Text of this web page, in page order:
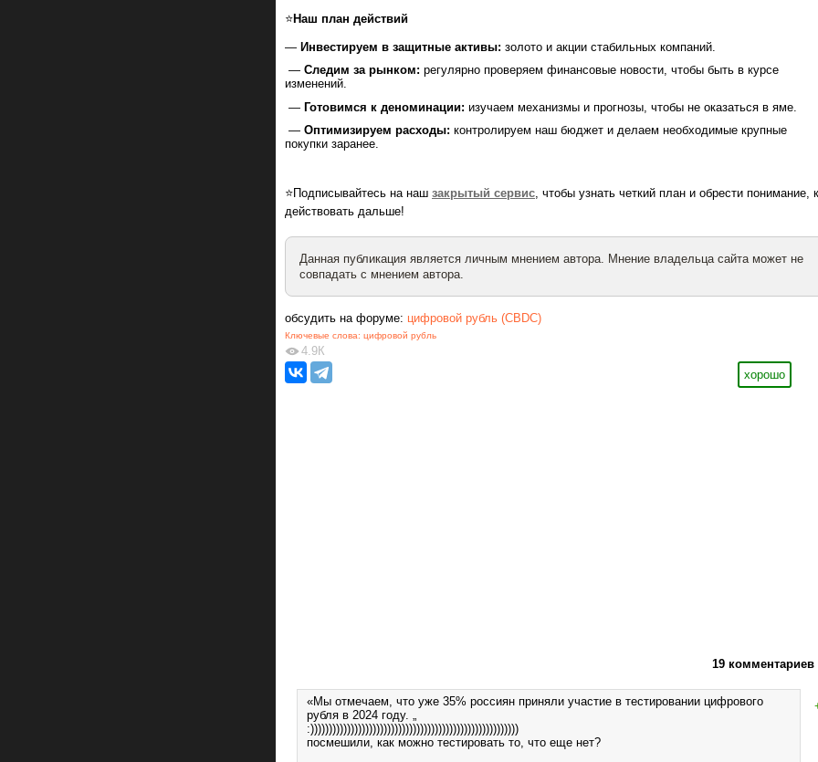
⭐️Наш план действий
— Инвестируем в защитные активы: золото и акции стабильных компаний.
— Следим за рынком: регулярно проверяем финансовые новости, чтобы быть в курсе
изменений.
— Готовимся к деноминации: изучаем механизмы и прогнозы, чтобы не оказаться в яме.
— Оптимизируем расходы: контролируем наш бюджет и делаем необходимые крупные
покупки заранее.
⭐️Подписывайтесь на наш закрытый сервис , чтобы узнать четкий план и обрести понимание,
действовать дальше!
Данная публикация является личным мнением автора. Мнение владельца сайта может не
совпадать с мнением автора.
обсудить на форуме: цифровой рубль (CBDC)
Ключевые слова: цифровой рубль
4.9К
хорошо
19 комментариев
«Мы отмечаем, что уже 35% россиян приняли участие в тестировании цифрового
рубля в 2024 году. „
:)))))))))))))))))))))))))))))))))))))))))))))))))))))))))
посмешили, как можно тестировать то, что еще нет?